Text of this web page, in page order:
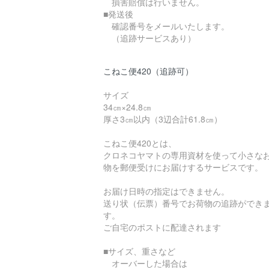
■発送後
確認番号をメールいたします。
（追跡サービスあり）
こねこ便420（追跡可）
サイズ
34㎝×24.8㎝
厚さ3㎝以内（3辺合計61.8㎝）
こねこ便420とは、
クロネコヤマトの専用資材を使って小さな
物を郵便受けにお届けするサービスです。
お届け日時の指定はできません。
送り状（伝票）番号でお荷物の追跡ができ
す。
ご自宅のポストに配達されます
■サイズ、重さなど
オーバーした場合は